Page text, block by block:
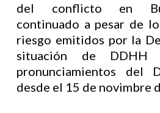
del conflicto en
continuado a pesar de
riesgo emitidos por la
situación de
pronunciamientos del
desde el 15 de novimbre